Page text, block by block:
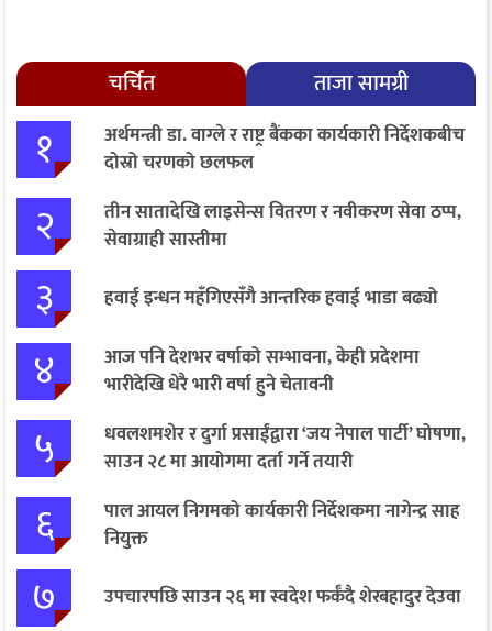
चर्चित ताजा सामग्री
१
अर्थमन्त्री डा. वाग्ले र राष्ट्र बैंकका कार्यकारी निर्देशकबीच
दोस्रो चरणको छलफल
२
तीन सातादेखि लाइसेन्स वितरण र नवीकरण सेवा ठप्प,
सेवाग्राही सास्तीमा
३ हवाई इन्धन महँगिएसँगै आन्तरिक हवाई भाडा बढ्यो
४
आज पनि देशभर वर्षाको सम्भावना, केही प्रदेशमा
भारीदेखि धेरै भारी वर्षा हुने चेतावनी
५
धवलशमशेर र दुर्गा प्रसाईंद्वारा ‘जय नेपाल पार्टी’ घोषणा,
साउन २८ मा आयोगमा दर्ता गर्ने तयारी
६
पाल आयल निगमको कार्यकारी निर्देशकमा नागेन्द्र साह
नियुक्त
७ उपचारपछि साउन २६ मा स्वदेश फर्कँदै शेरबहादुर देउवा